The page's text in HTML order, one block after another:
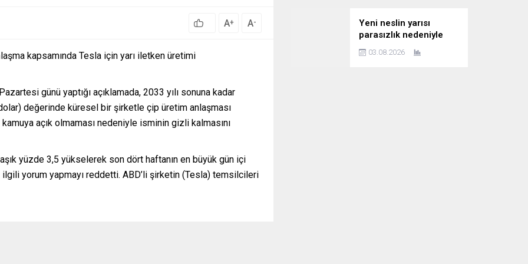
A+ A-
kapsamında Tesla için yarı iletken üretimi
günü yaptığı açıklamada, 2033 yılı sonuna kadar
değerinde küresel bir şirketle çip üretim anlaşması
açık olmaması nedeniyle isminin gizli kalmasını
yüzde 3,5 yükselerek son dört haftanın en büyük gün içi
yorum yapmayı reddetti. ABD’li şirketin (Tesla) temsilcileri
Yeni neslin yarısı
parasızlık nedeniyle
çocuk planını erteliyor
03.08.2026